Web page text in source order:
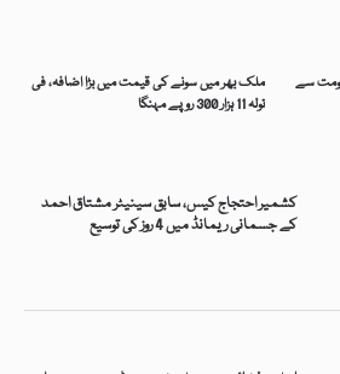
کشمیر احتجاج کیس، سابق سینیٹر مشتاق احمد
کے جسمانی ریمانڈ میں 4 روز کی توسیع
ملک بھر میں سونے کی قیمت میں بڑا اضافہ، فی
تولہ 11 ہزار 300 روپے مہنگا
سے